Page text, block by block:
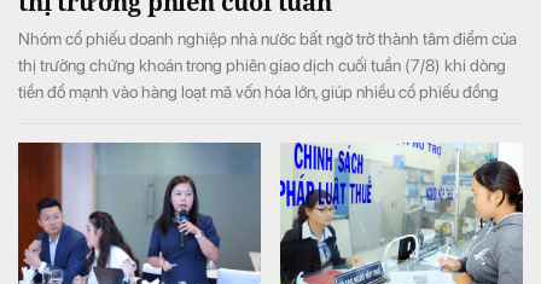
Nhóm cổ phiếu doanh nghiệp nhà nước bất ngờ trở thành tâm điểm của
thị trường chứng khoán trong phiên giao dịch cuối tuần (7/8) khi dòng
tiền đổ mạnh vào hàng loạt mã vốn hóa lớn, giúp nhiều cổ phiếu đồng
trong sắc đỏ.